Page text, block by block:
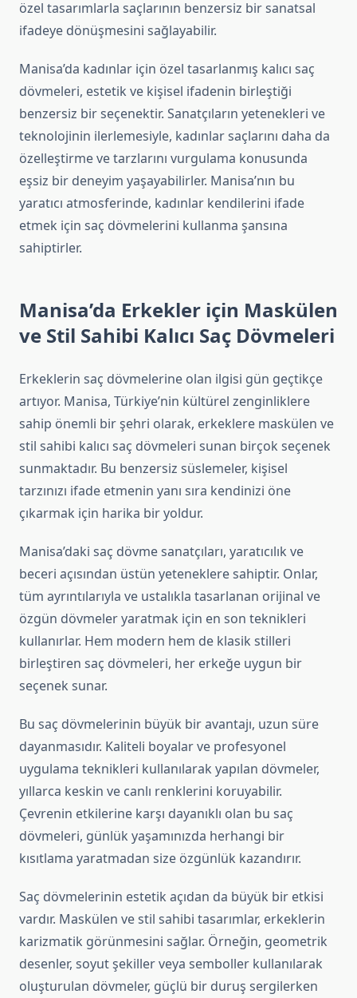
özel tasarımlarla saçlarının benzersiz bir sanatsal
ifadeye dönüşmesini sağlayabilir.
Manisa’da kadınlar için özel tasarlanmış kalıcı saç
dövmeleri, estetik ve kişisel ifadenin birleştiği
benzersiz bir seçenektir. Sanatçıların yetenekleri ve
teknolojinin ilerlemesiyle, kadınlar saçlarını daha da
özelleştirme ve tarzlarını vurgulama konusunda
eşsiz bir deneyim yaşayabilirler. Manisa’nın bu
yaratıcı atmosferinde, kadınlar kendilerini ifade
etmek için saç dövmelerini kullanma şansına
sahiptirler.
Manisa’da Erkekler için Maskülen
ve Stil Sahibi Kalıcı Saç Dövmeleri
Erkeklerin saç dövmelerine olan ilgisi gün geçtikçe
artıyor. Manisa, Türkiye’nin kültürel zenginliklere
sahip önemli bir şehri olarak, erkeklere maskülen ve
stil sahibi kalıcı saç dövmeleri sunan birçok seçenek
sunmaktadır. Bu benzersiz süslemeler, kişisel
tarzınızı ifade etmenin yanı sıra kendinizi öne
çıkarmak için harika bir yoldur.
Manisa’daki saç dövme sanatçıları, yaratıcılık ve
beceri açısından üstün yeteneklere sahiptir. Onlar,
tüm ayrıntılarıyla ve ustalıkla tasarlanan orijinal ve
özgün dövmeler yaratmak için en son teknikleri
kullanırlar. Hem modern hem de klasik stilleri
birleştiren saç dövmeleri, her erkeğe uygun bir
seçenek sunar.
Bu saç dövmelerinin büyük bir avantajı, uzun süre
dayanmasıdır. Kaliteli boyalar ve profesyonel
uygulama teknikleri kullanılarak yapılan dövmeler,
yıllarca keskin ve canlı renklerini koruyabilir.
Çevrenin etkilerine karşı dayanıklı olan bu saç
dövmeleri, günlük yaşamınızda herhangi bir
kısıtlama yaratmadan size özgünlük kazandırır.
Saç dövmelerinin estetik açıdan da büyük bir etkisi
vardır. Maskülen ve stil sahibi tasarımlar, erkeklerin
karizmatik görünmesini sağlar. Örneğin, geometrik
desenler, soyut şekiller veya semboller kullanılarak
oluşturulan dövmeler, güçlü bir duruş sergilerken